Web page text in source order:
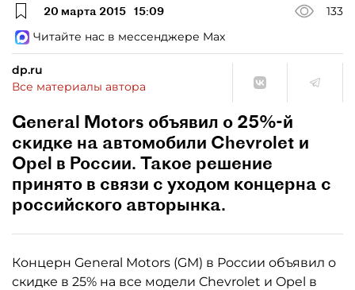
20 марта 2015 15:09
133
Читайте нас в мессенджере Max
dp.ru
Все материалы автора
General Motors объявил о 25%-й
скидке на автомобили Chevrolet и
Opel в России. Такое решение
принято в связи с уходом концерна с
российского авторынка.
Концерн General Motors (GM) в России объявил о
скидке в 25% на все модели Chevrolet и Opel в